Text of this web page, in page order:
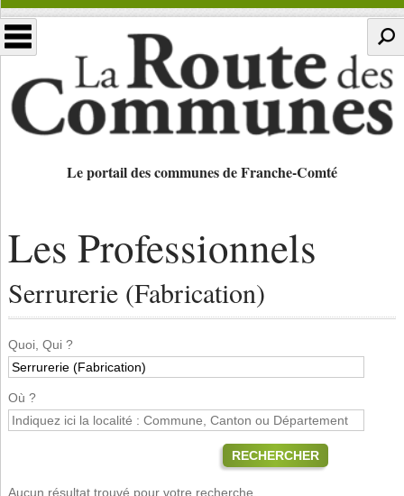
Le portail des communes de Franche-Comté
Les Professionnels
Serrurerie (Fabrication)
Quoi, Qui ?
Où ?
RECHERCHER
Aucun résultat trouvé pour votre recherche.